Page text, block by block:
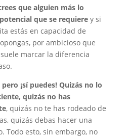
que alguien más lo
que se requierey si
estás en capacidad de
por ambicioso que
marcar la diferencia
¡sí puedes! Quizás no lo
quizás no has
, quizás no te has rodeado de
quizás debas hacer una
Todo esto, sin embargo, no